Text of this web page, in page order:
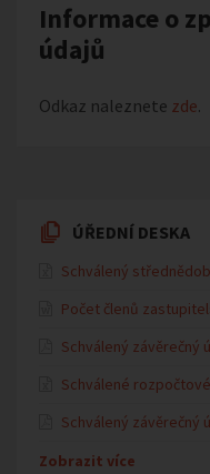
Informace o
údajů
Odkaz naleznete zde.
ÚŘEDNÍ DESKA
Schválený
Počet členů
Schválený závěrečný
Schválené
Schválený závěrečný
Zobrazit více